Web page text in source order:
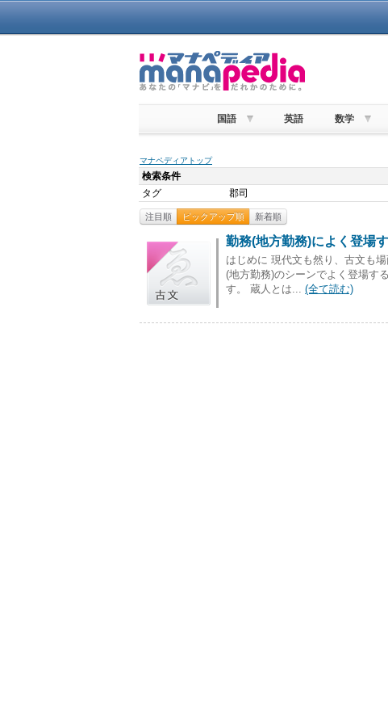
国語 英語 数学
マナペディアトップ
検索条件
タグ
郡司
注目順 ピックアップ順 新着順
勤務(地方勤務)によく登場
はじめに 現代文も然り、古文も
(地方勤務)のシーンでよく登場す
す。 蔵人とは... (全て読む)